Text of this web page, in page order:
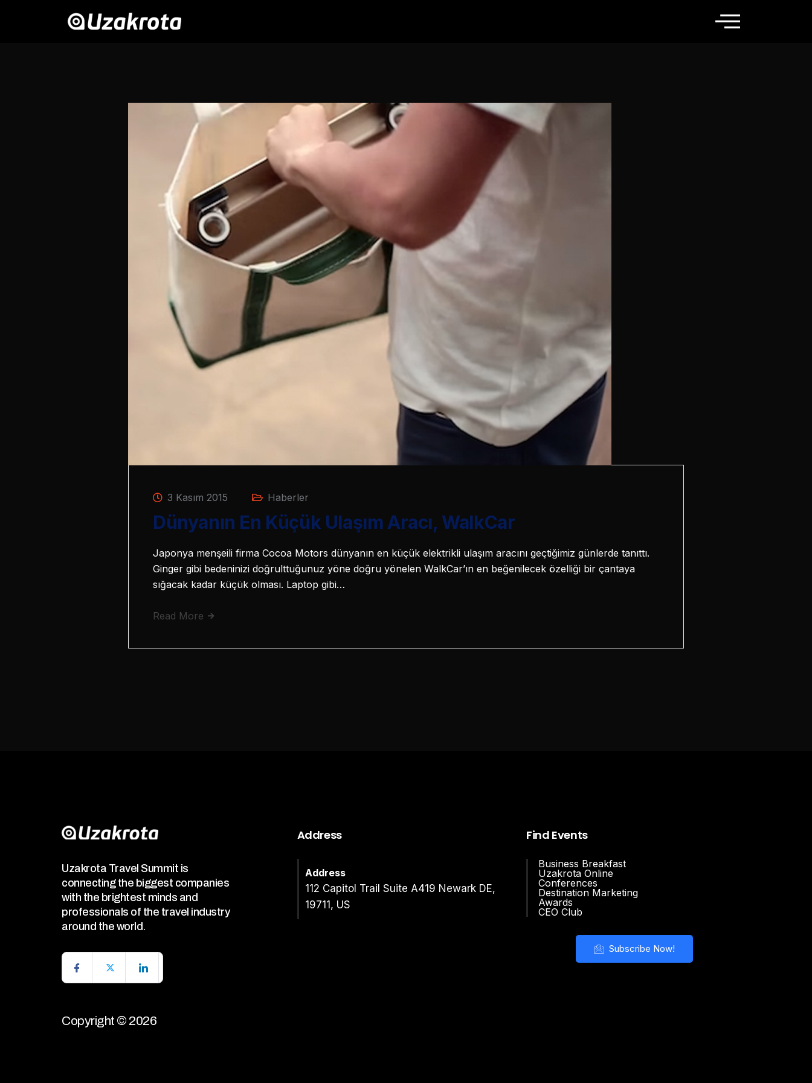
3 Kasım 2015 Haberler
Dünyanın En Küçük Ulaşım Aracı, WalkCar
Japonya menşeili firma Cocoa Motors dünyanın en küçük elektrikli ulaşım aracını geçtiğimiz günlerde tanıttı.
Ginger gibi bedeninizi doğrulttuğunuz yöne doğru yönelen WalkCar’ın en beğenilecek özelliği bir çantaya
sığacak kadar küçük olması. Laptop gibi…
Read More
Uzakrota Travel Summit is
connecting the biggest companies
with the brightest minds and
professionals of the travel industry
around the world.
Copyright © 2026
Address
Address
112 Capitol Trail Suite A419 Newark DE,
19711, US
Find Events
Business Breakfast
Uzakrota Online
Conferences
Destination Marketing
Awards
CEO Club
Subscribe Now!